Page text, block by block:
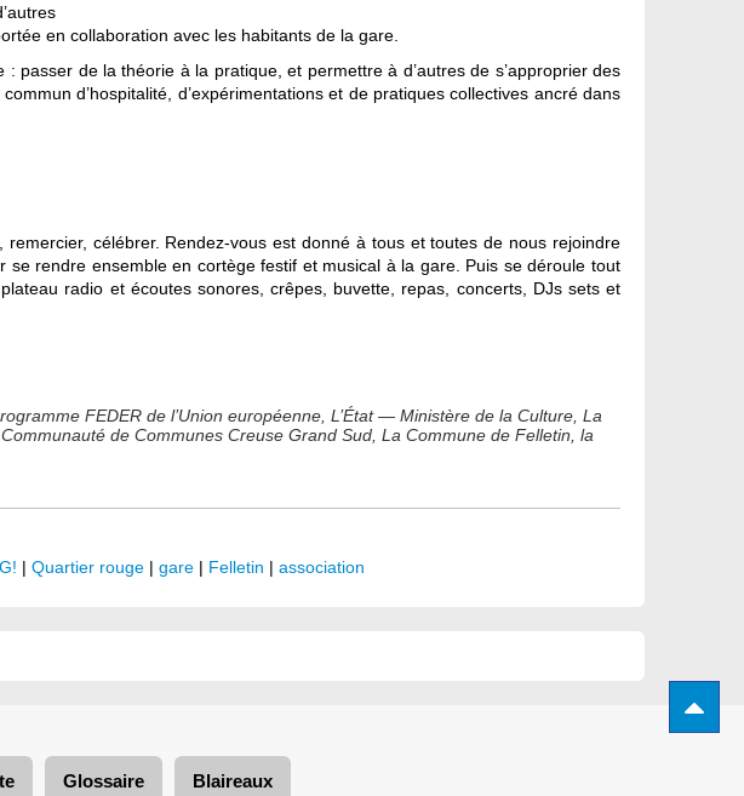
en collaboration avec les habitants de la gare.
de la théorie à la pratique, et permettre à d’autres de s’approprier des
d’hospitalité, d’expérimentations et de pratiques collectives ancré dans
célébrer. Rendez-vous est donné à tous et toutes de nous rejoindre
rendre ensemble en cortège festif et musical à la gare. Puis se déroule tout
radio et écoutes sonores, crêpes, buvette, repas, concerts, DJs sets et
FEDER de l’Union européenne, L’État — Ministère de la Culture, La
de Communes Creuse Grand Sud, La Commune de Felletin, la
| Quartier rouge | gare | Felletin | association
Glossaire Blaireaux